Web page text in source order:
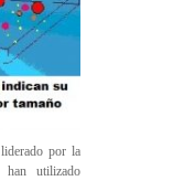
por la
utilizado